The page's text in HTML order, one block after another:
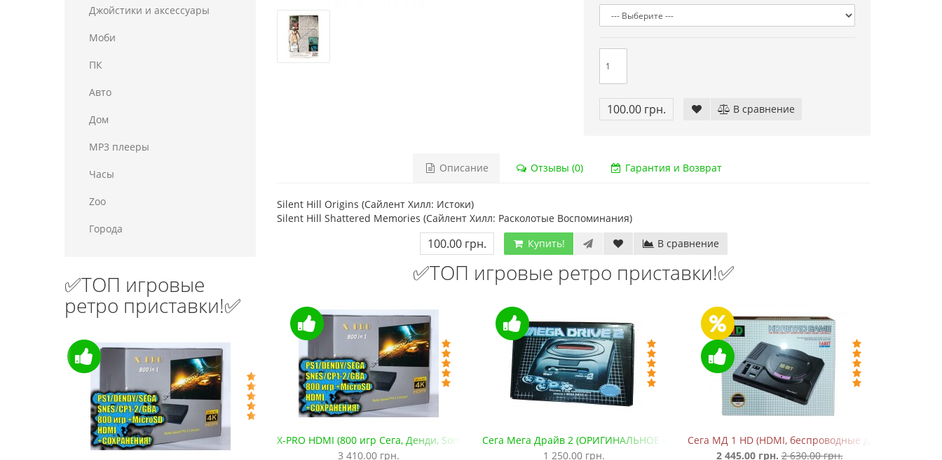
Джойстики и аксессуары
Моби
ПК
Авто
Дом
MP3 плееры
Часы
Zoo
Города
✅ТОП игровые
ретро приставки!✅
100.00 грн. В сравнение
Описание Отзывы (0) Гарантия и Возврат
Silent Hill Origins (Сайлент Хилл: Истоки)
Silent Hill Shattered Memories (Сайлент Хилл: Расколотые Воспоминания)
100.00 грн. Купить! В сравнение
✅ТОП игровые ретро приставки!✅
Денди HD-88 (HDMI, беспроводные джойстики)X-PRO HDMI (800 игр Сега, Денди, Sony PS1, SNES, GBA. +microSD)
3 410.00 грн.
Сега Мега Драйв 2 (ОРИГИНАЛЬНОЕ качество!)
1 250.00 грн.
Сега МД 1 HD (HDMI, беспроводные джойстики)
2 445.00 грн. 2 630.00 грн.